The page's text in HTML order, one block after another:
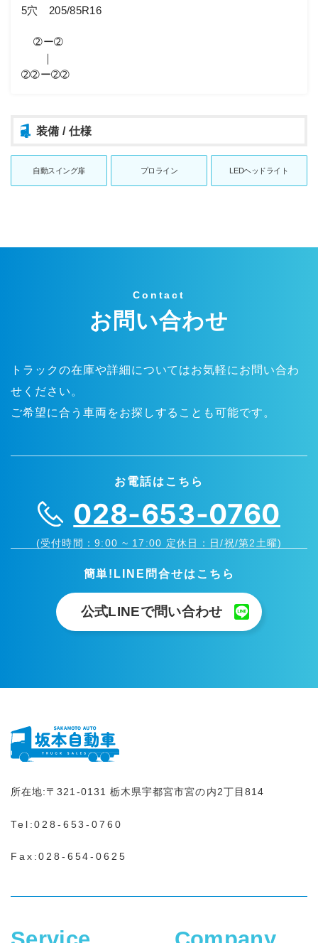
5穴 205/85R16
➁ー➁
➁➁ー➁➁
装備 / 仕様
自動スイング扉 プロライン LEDヘッドライト
Contact
お問い合わせ
トラックの在庫や詳細についてはお気軽にお問い合わ
せください。
ご希望に合う車両をお探しすることも可能です。
お電話はこちら
028-653-0760
(受付時間：9:00 ~ 17:00 定休日：日/祝/第2土曜)
簡単!LINE問合せはこちら
公式LINEで問い合わせ
所在地:〒321-0131 栃木県宇都宮市宮の内2丁目814
Tel:028-653-0760
Fax:028-654-0625